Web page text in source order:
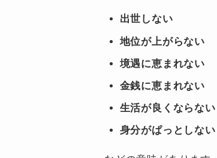
出世しない
地位が上がらない
境遇に恵まれない
金銭に恵まれない
生活が良くならない
身分がぱっとしない